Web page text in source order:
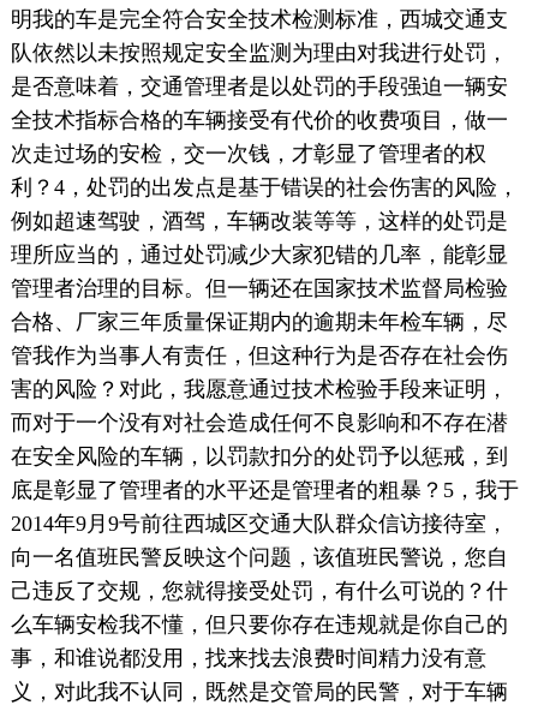
明我的车是完全符合安全技术检测标准，西城交通支
队依然以未按照规定安全监测为理由对我进行处罚，
是否意味着，交通管理者是以处罚的手段强迫一辆安
全技术指标合格的车辆接受有代价的收费项目，做一
次走过场的安检，交一次钱，才彰显了管理者的权
利？4，处罚的出发点是基于错误的社会伤害的风险，
例如超速驾驶，酒驾，车辆改装等等，这样的处罚是
理所应当的，通过处罚减少大家犯错的几率，能彰显
管理者治理的目标。但一辆还在国家技术监督局检验
合格、厂家三年质量保证期内的逾期未年检车辆，尽
管我作为当事人有责任，但这种行为是否存在社会伤
害的风险？对此，我愿意通过技术检验手段来证明，
而对于一个没有对社会造成任何不良影响和不存在潜
在安全风险的车辆，以罚款扣分的处罚予以惩戒，到
底是彰显了管理者的水平还是管理者的粗暴？5，我于
2014年9月9号前往西城区交通大队群众信访接待室，
向一名值班民警反映这个问题，该值班民警说，您自
己违反了交规，您就得接受处罚，有什么可说的？什
么车辆安检我不懂，但只要你存在违规就是你自己的
事，和谁说都没用，找来找去浪费时间精力没有意
义，对此我不认同，既然是交管局的民警，对于车辆